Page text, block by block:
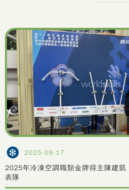
2025-09-17
2025年冷凍空調職類金牌得主陳建
表隊